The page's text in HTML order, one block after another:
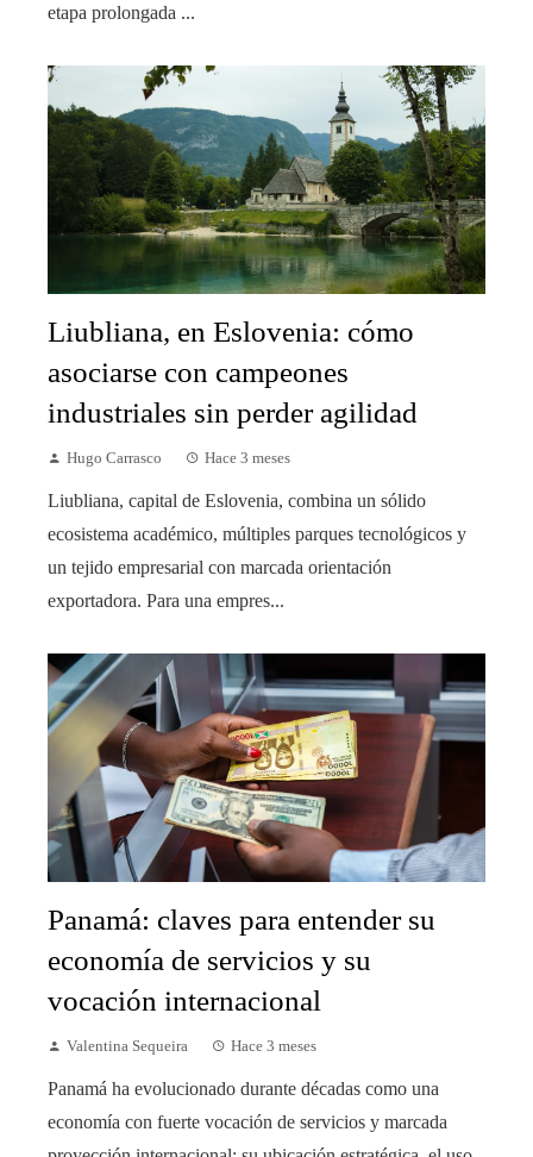
etapa prolongada ...
Liubliana, en Eslovenia: cómo
asociarse con campeones
industriales sin perder agilidad
Hugo Carrasco Hace 3 meses
Liubliana, capital de Eslovenia, combina un sólido
ecosistema académico, múltiples parques tecnológicos y
un tejido empresarial con marcada orientación
exportadora. Para una empres...
Panamá: claves para entender su
economía de servicios y su
vocación internacional
Valentina Sequeira Hace 3 meses
Panamá ha evolucionado durante décadas como una
economía con fuerte vocación de servicios y marcada